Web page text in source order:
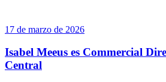
17 de marzo de 2026
Isabel Meeus es Commercial
Central